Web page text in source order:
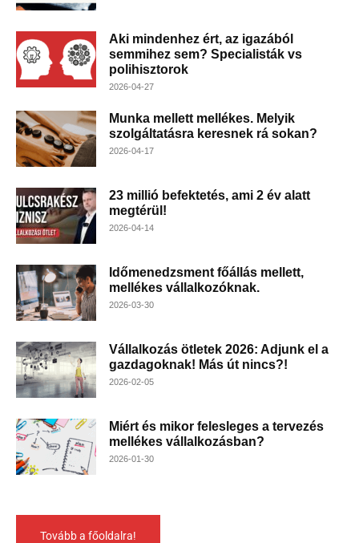
Aki mindenhez ért, az igazából
semmihez sem? Specialisták vs
polihisztorok
2026-04-27
Munka mellett mellékes. Melyik
szolgáltatásra keresnek rá sokan?
2026-04-17
23 millió befektetés, ami 2 év alatt
megtérül!
2026-04-14
Időmenedzsment főállás mellett,
mellékes vállalkozóknak.
2026-03-30
Vállalkozás ötletek 2026: Adjunk el a
gazdagoknak! Más út nincs?!
2026-02-05
Miért és mikor felesleges a tervezés
mellékes vállalkozásban?
2026-01-30
Tovább a főoldalra!